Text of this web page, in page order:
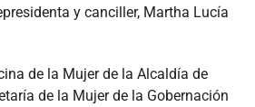
y canciller, Martha Lucía
de la Mujer de la Alcaldía de
de la Mujer de la Gobernación